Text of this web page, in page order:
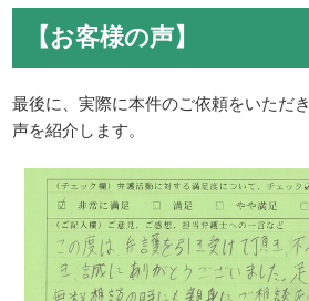
【お客様の声】
最後に、実際に本件のご依頼をいただ
声を紹介します。